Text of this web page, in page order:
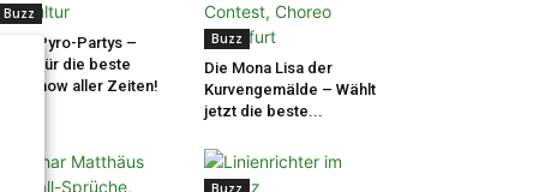
Buzz
Fette Pyro-Partys –
Votet für die beste
Pyroshow aller Zeiten!
Buzz
Die Mona Lisa der
Kurvengemälde – Wählt
jetzt die beste...
Buzz